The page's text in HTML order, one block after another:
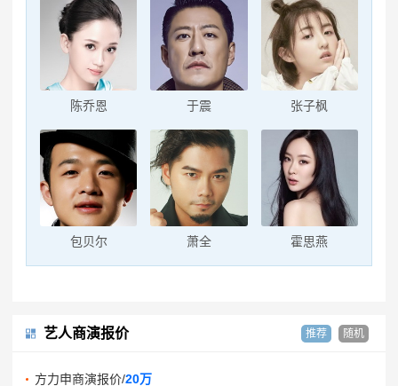
陈乔恩 于震 张子枫
包贝尔 萧全 霍思燕
艺人商演报价 推荐 随机
方力申商演报价/20万